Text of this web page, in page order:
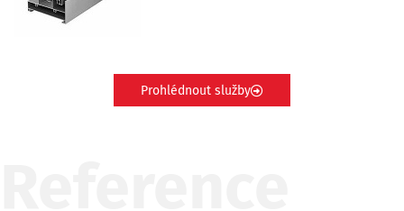
Prohlédnout služby